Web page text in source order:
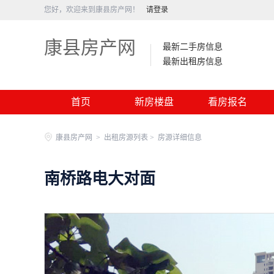
您好，欢迎来到康县房产网！ 请登录
康县房产网
最新二手房信息
最新出租房信息
首页 新房楼盘 看房报名
康县房产网 > 出租房源列表 > 房源详细信息
南桥路电大对面